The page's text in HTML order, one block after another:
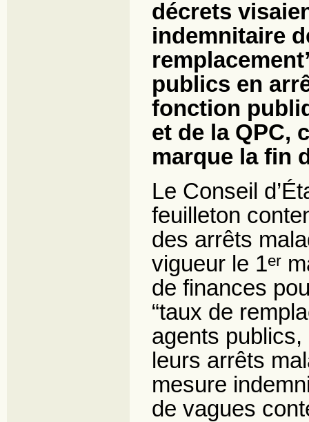
décrets
indemnitaire
publics en
fonction
et de la QPC,
marque la fin
Le Conseil
feuilleton
des arrêts
vigueur le 1ᵉʳ
de finances
“taux de
agents
leurs arrêts
mesure
de vagues